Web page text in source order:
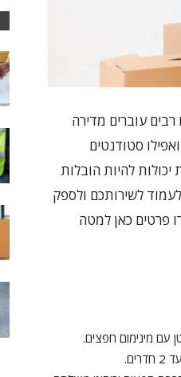
רבים עוברים מדירה
סטודנטים
להיות הובלות
לשירותכם ולספק
פרטים כאן למטה
עם מינימום חפצים.